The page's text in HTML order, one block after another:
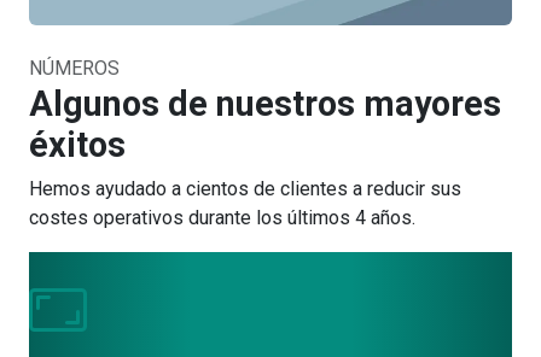
NÚMEROS
Algunos de nuestros mayores
éxitos
Hemos ayudado a cientos de clientes a reducir sus
costes operativos durante los últimos 4 años.